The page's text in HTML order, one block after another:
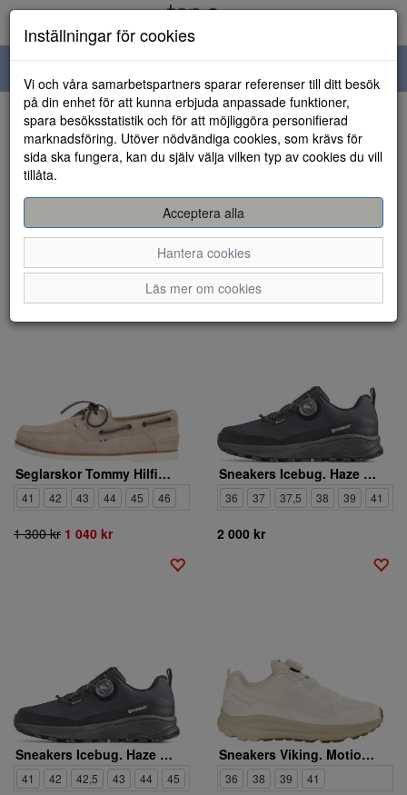
navigation
Visa filter
17 artiklar hittade
Seglarskor Tommy Hilfiger. TH BOAT SHOE CORE SUEDE
41 42 43 44 45 46
1 300 kr 1 040 kr
Sneakers Icebug. Haze W RB9X GTX
36 37 37,5 38 39 41
2 000 kr
Sneakers Icebug. Haze M RB9X GTX
41 42 42,5 43 44 45 46 47
Sneakers Viking. Motion Low BOA W
36 38 39 41
Inställningar för cookies
Vi och våra samarbetspartners sparar referenser till ditt besök
på din enhet för att kunna erbjuda anpassade funktioner,
spara besöksstatistik och för att möjliggöra personifierad
marknadsföring. Utöver nödvändiga cookies, som krävs för
sida ska fungera, kan du själv välja vilken typ av cookies du vill
tillåta.
Acceptera alla
Hantera cookies
Läs mer om cookies